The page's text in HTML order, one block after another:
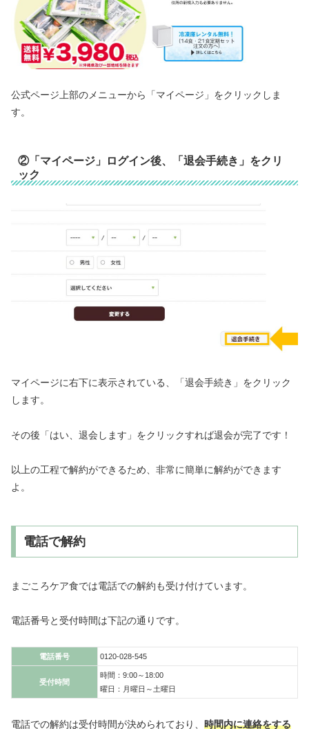
公式ページ上部のメニューから「マイページ」をクリックしま
す。
②「マイページ」ログイン後、「退会手続き」をクリ
ック
マイページに右下に表示されている、「退会手続き」をクリック
します。
その後「はい、退会します」をクリックすれば退会が完了です！
以上の工程で解約ができるため、非常に簡単に解約ができます
よ。
電話で解約
まごころケア食では電話での解約も受け付けています。
電話番号と受付時間は下記の通りです。
電話番号 0120-028-545
受付時間
時間：9:00～18:00
曜日：月曜日～土曜日
電話での解約は受付時間が決められており、 時間内に連絡をする